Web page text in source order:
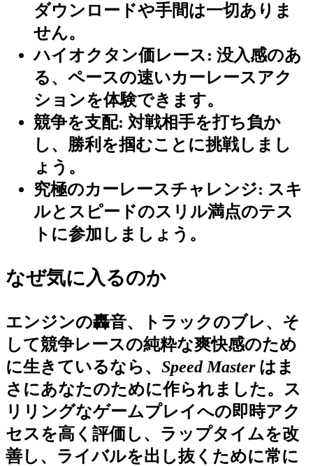
ダウンロードや手間は一切ありま
せん。
ハイオクタン価レース: 没入感のあ
る、ペースの速いカーレースアク
ションを体験できます。
競争を支配: 対戦相手を打ち負か
し、勝利を掴むことに挑戦しまし
ょう。
究極のカーレースチャレンジ: スキ
ルとスピードのスリル満点のテス
トに参加しましょう。
なぜ気に入るのか
エンジンの轟音、トラックのブレ、そ
して競争レースの純粋な爽快感のため
に生きているなら、 Speed Masterはま
さにあなたのために作られました。ス
リリングなゲームプレイへの即時アク
セスを高く評価し、ラップタイムを改
善し、ライバルを出し抜くために常に